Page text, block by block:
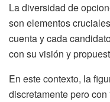
La diversidad de
son elementos
cuenta y cada
con su visión y
En este contexto, la
discretamente pero